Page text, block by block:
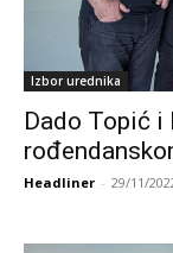
Izbor urednika
Dado Topić i
Headliner - 29/11/